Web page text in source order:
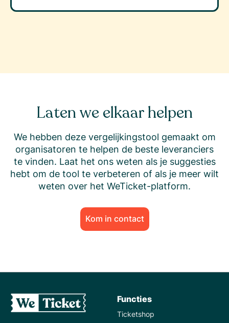
Laten we elkaar helpen
We hebben deze vergelijkingstool gemaakt om
organisatoren te helpen de beste leveranciers
te vinden. Laat het ons weten als je suggesties
hebt om de tool te verbeteren of als je meer wilt
weten over het WeTicket-platform.
Kom in contact
Functies
Ticketshop